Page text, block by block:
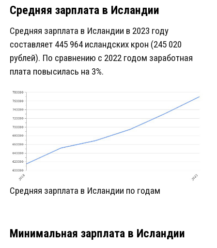
Средняя зарплата в Исландии
Средняя зарплата в Исландии в 2023 году
составляет 445 964 исландских крон (245 020
рублей). По сравнению с 2022 годом заработная
плата повысилась на 3%.
Средняя зарплата в Исландии по годам
Минимальная зарплата в Исландии